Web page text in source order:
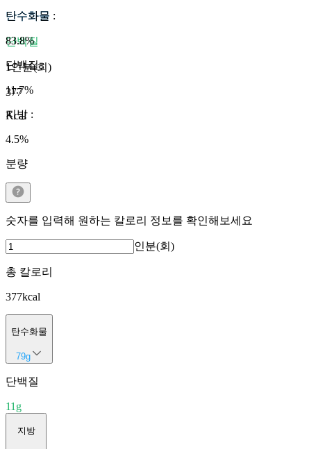
탄수화물
단백질
1인분(회)
377
Kcal
탄수화물 :
83.8%
단백질:
11.7%
지방 :
4.5%
분량
숫자를 입력해 원하는 칼로리 정보를 확인해보세요
인분(회)
총 칼로리
377kcal
탄수화물
79g
단백질
11 g
지방